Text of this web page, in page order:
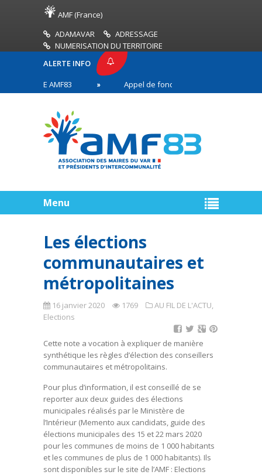
AMF (France)
ADAMAVAR
ADRESSAGE
NUMERISATION DU TERRITOIRE
ALERTE INFO
AMF83
Appel de fonds incendies de forêt
en première ligne
Menu
Les élections
communautaires et
métropolitaines
16 janvier 2020 1769 AU FIL DE L'ACTU,
Elections
Cette note a vocation à expliquer de manière
synthétique les règles d’élection des conseillers
communautaires et métropolitains.
Pour plus d’information, il est conseillé de se
reporter aux deux guides des élections
municipales réalisés par le Ministère de
l’Intérieur (Memento aux candidats, guide des
élections municipales des 15 et 22 mars 2020
pour les communes de moins de 1 000 habitants
et les communes de plus de 1 000 habitants). Ils
sont disponibles sur le site de l’AMF : Elections